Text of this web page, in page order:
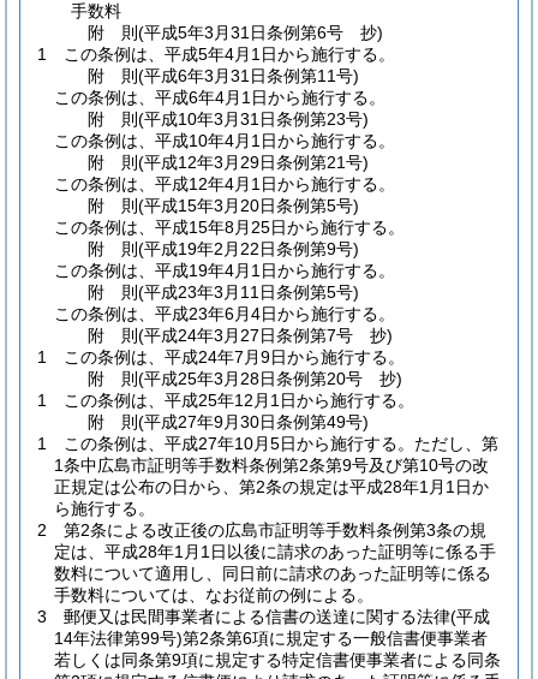
手数料
附 則(平成5年3月31日条例第6号 抄)
1
この条例は、平成5年4月1日から施行する。
附 則(平成6年3月31日条例第11号)
この条例は、平成6年4月1日から施行する。
附 則(平成10年3月31日条例第23号)
この条例は、平成10年4月1日から施行する。
附 則(平成12年3月29日条例第21号)
この条例は、平成12年4月1日から施行する。
附 則(平成15年3月20日条例第5号)
この条例は、平成15年8月25日から施行する。
附 則(平成19年2月22日条例第9号)
この条例は、平成19年4月1日から施行する。
附 則(平成23年3月11日条例第5号)
この条例は、平成23年6月4日から施行する。
附 則(平成24年3月27日条例第7号 抄)
1
この条例は、平成24年7月9日から施行する。
附 則(平成25年3月28日条例第20号 抄)
1
この条例は、平成25年12月1日から施行する。
附 則(平成27年9月30日条例第49号)
1
この条例は、平成27年10月5日から施行する。 ただし、第
1条中広島市証明等手数料条例第2条第9号及び第10号の改
正規定は公布の日から、第2条の規定は平成28年1月1日か
ら施行する。
2
第2条による改正後の広島市証明等手数料条例第3条の規
定は、平成28年1月1日以後に請求のあった証明等に係る手
数料について適用し、同日前に請求のあった証明等に係る
手数料については、なお従前の例による。
3
郵便又は民間事業者による信書の送達に関する法律(平成
14年法律第99号)第2条第6項に規定する一般信書便事業者
若しくは同条第9項に規定する特定信書便事業者による同条